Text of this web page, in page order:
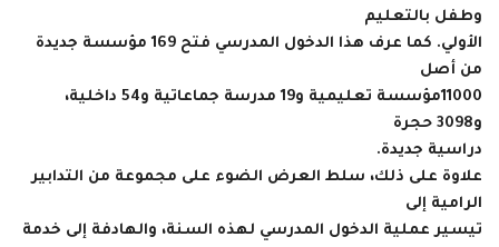
وطفل بالتعليم
الأولي. كما عرف هذا الدخول المدرسي فتح 169 مؤسسة جديدة
من أصل
11000مؤسسة تعليمية و19 مدرسة جماعاتية و54 داخلية،
و3098 حجرة
دراسية جديدة.
علاوة على ذلك، سلط العرض الضوء على مجموعة من التدابير
الرامية إلى
تيسير عملية الدخول المدرسي لهذه السنة، والهادفة إلى خدمة